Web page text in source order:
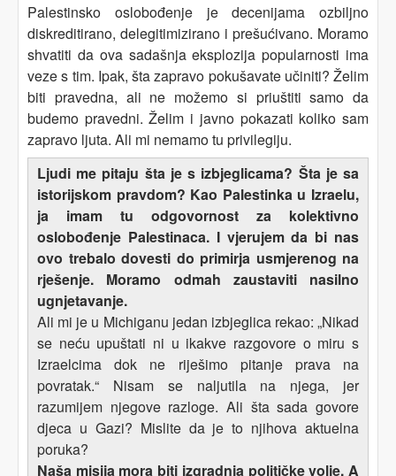
Palestinsko oslobođenje je decenijama ozbiljno
diskreditirano, delegitimizirano i prešućivano. Moramo
shvatiti da ova sadašnja eksplozija popularnosti ima
veze s tim. Ipak, šta zapravo pokušavate učiniti? Želim
biti pravedna, ali ne možemo si priuštiti samo da
budemo pravedni. Želim i javno pokazati koliko sam
zapravo ljuta. Ali mi nemamo tu privilegiju.
Ljudi me pitaju šta je s izbjeglicama? Šta je sa
istorijskom pravdom? Kao Palestinka u Izraelu,
ja imam tu odgovornost za kolektivno
oslobođenje Palestinaca. I vjerujem da bi nas
ovo trebalo dovesti do primirja usmjerenog na
rješenje. Moramo odmah zaustaviti nasilno
ugnjetavanje.
Ali mi je u Michiganu jedan izbjeglica rekao: „Nikad
se neću upuštati ni u ikakve razgovore o miru s
Izraelcima dok ne riješimo pitanje prava na
povratak.“ Nisam se naljutila na njega, jer
razumijem njegove razloge. Ali šta sada govore
djeca u Gazi? Mislite da je to njihova aktuelna
poruka?
Naša misija mora biti izgradnja političke volje. A